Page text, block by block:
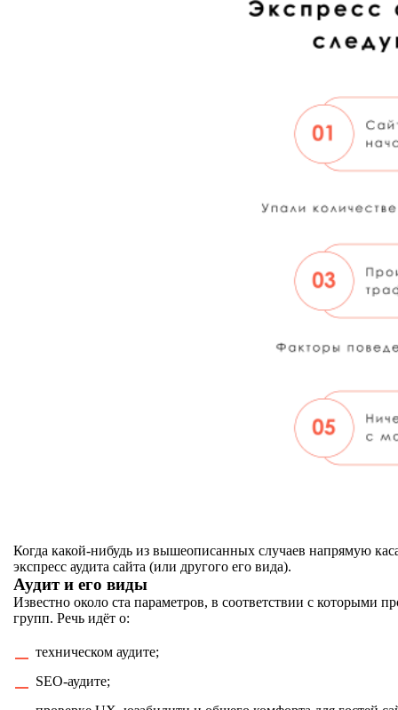
Когда какой-нибудь из вышеописанных случаев напрямую
экспресс аудита сайта (или другого его вида).
Аудит и его виды
Известно около ста параметров, в соответствии с которыми
групп. Речь идёт о:
техническом аудите;
SEO-аудите;